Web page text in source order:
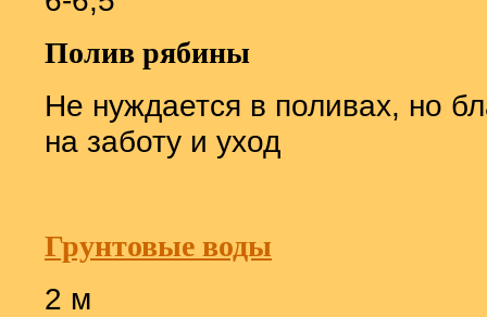
Полив рябины
Не нуждается в поливах, но
на заботу и уход
Грунтовые воды
2 м